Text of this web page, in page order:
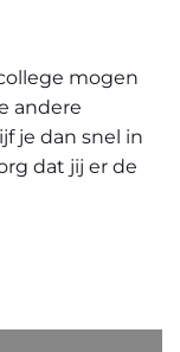
mogen
andere
je dan snel in
dat jij er de